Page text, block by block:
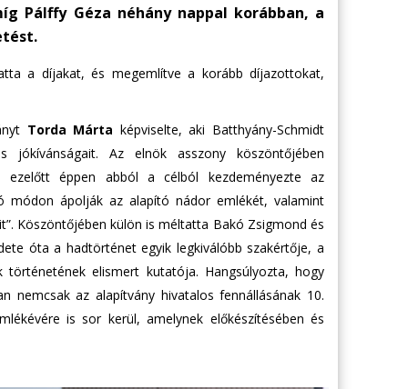
Pálffy Géza néhány nappal korábban, a
a díjakat, és megemlítve a korább díjazottokat,
Torda Márta képviselte, aki Batthyány-Schmidt
Az elnök asszony köszöntőjében
ezelőtt éppen abból a célból kezdeményezte az
módon ápolják az alapító nádor emlékét, valamint
Köszöntőjében külön is méltatta Bakó Zsigmond és
óta a hadtörténet egyik legkiválóbb szakértője, a
elismert kutatója. Hangsúlyozta, hogy
nemcsak az alapítvány hivatalos fennállásának 10.
is sor kerül, amelynek előkészítésében és